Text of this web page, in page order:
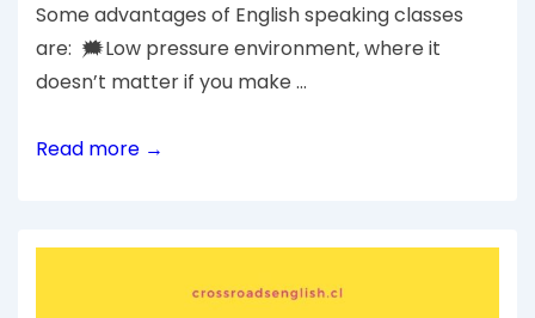
Some advantages of English speaking classes
are: 🗯Low pressure environment, where it
doesn’t matter if you make …
Read more →